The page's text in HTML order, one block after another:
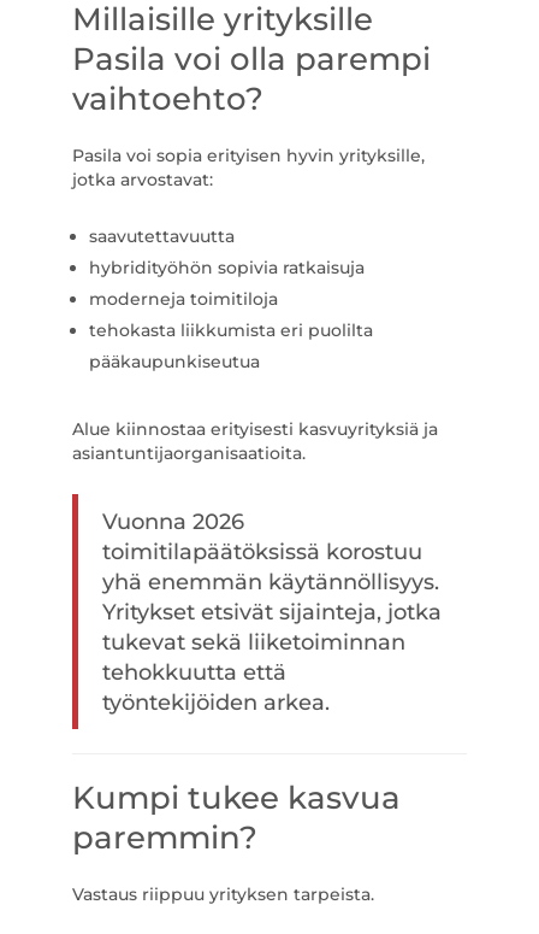
Millaisille yrityksille
Pasila voi olla parempi
vaihtoehto?
Pasila voi sopia erityisen hyvin yrityksille,
jotka arvostavat:
saavutettavuutta
hybridityöhön sopivia ratkaisuja
moderneja toimitiloja
tehokasta liikkumista eri puolilta
pääkaupunkiseutua
Alue kiinnostaa erityisesti kasvuyrityksiä ja
asiantuntijaorganisaatioita.
Vuonna 2026
toimitilapäätöksissä korostuu
yhä enemmän käytännöllisyys.
Yritykset etsivät sijainteja, jotka
tukevat sekä liiketoiminnan
tehokkuutta että
työntekijöiden arkea.
Kumpi tukee kasvua
paremmin?
Vastaus riippuu yrityksen tarpeista.